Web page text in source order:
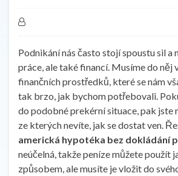
Podnikání nás často stojí spoustu sil a
práce, ale také financí. Musíme do něj
finančních prostředků, které se nám
tak brzo, jak bychom potřebovali.
do podobné prekérní situace, pak jste
ze kterých nevíte, jak se dostat ven.
americká hypotéka bez dokládání
neúčelná, takže peníze můžete použít
způsobem, ale musíte je vložit do